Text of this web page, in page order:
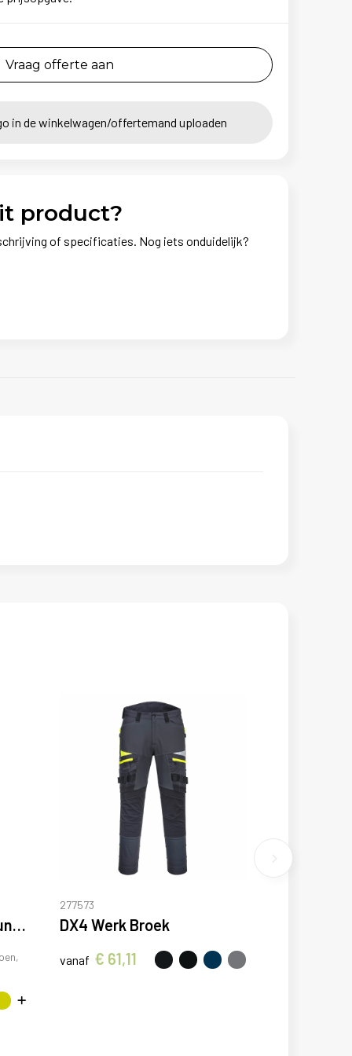
Vraag offerte aan
in de winkelwagen/offertemand uploaden
product?
of specificaties. Nog iets onduidelijk?
Vademecum 160 g/m2 uniseks servicebroek
277573
DX4 Werk Broek
vanaf € 61,11